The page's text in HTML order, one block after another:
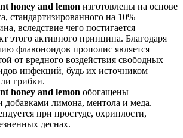
honey and lemon изготовлены на основе
стандартизированного на 10%
вследствие чего постигается
этого активного принципа. Благодаря
флавоноидов прополис является
от вредного воздействия свободных
инфекций, будь их источником
грибки.
honey and lemon обогащены
лимона, ментола и меда.
при простуде, охриплости,
деснах.